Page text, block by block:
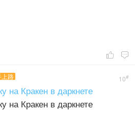
 
10#
上路
на Кракен в даркнете
на Кракен в даркнете